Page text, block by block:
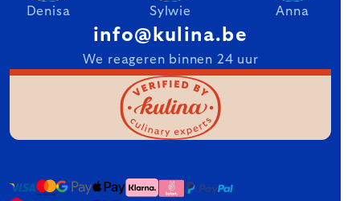
Denisa Sylwie Anna
info@kulina.be
We reageren binnen 24 uur